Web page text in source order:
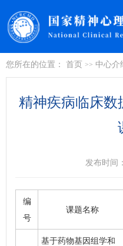
您所在的位置： 首页 >> 中心介
精神疾病临床数
发布时间
编
号
课题名称
基于药物基因组学和